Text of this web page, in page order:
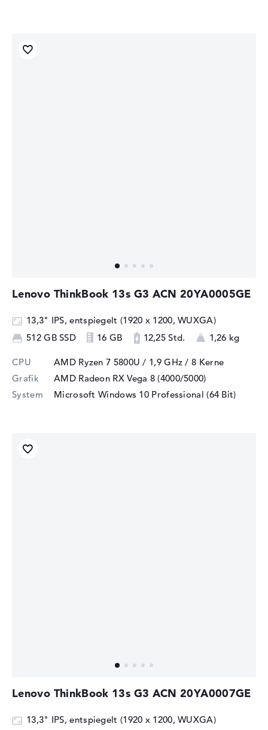
Lenovo ThinkBook 13s G3 ACN 20YA0005GE
13,3" IPS, entspiegelt (1920 x 1200, WUXGA)
512 GB SSD
16 GB 12,25 Std. 1,26 kg
CPU AMD Ryzen 7 5800U / 1,9 GHz / 8 Kerne
Grafik
AMD Radeon RX Vega 8 (4000/5000)
System
Microsoft Windows 10 Professional (64 Bit)
Lenovo ThinkBook 13s G3 ACN 20YA0007GE
13,3" IPS, entspiegelt (1920 x 1200, WUXGA)